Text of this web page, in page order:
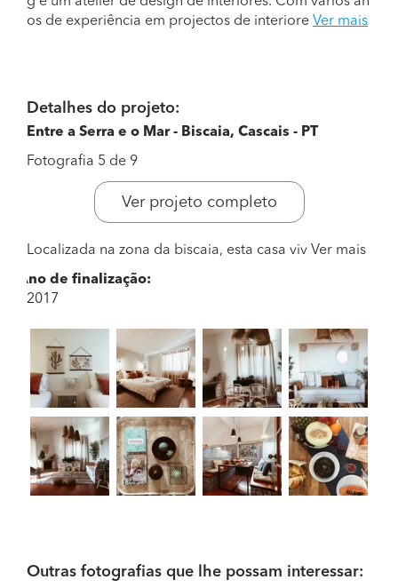
os de experiência em projectos de interiore Ver mais
Detalhes do projeto:
Entre a Serra e o Mar - Biscaia, Cascais - PT
Fotografia 5 de 9
Ver projeto completo
Localizada na zona da biscaia, esta casa viv Ver mais
Ano de finalização:
2017
Outras fotografias que lhe possam interessar: